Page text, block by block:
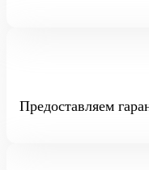
Предоставляем